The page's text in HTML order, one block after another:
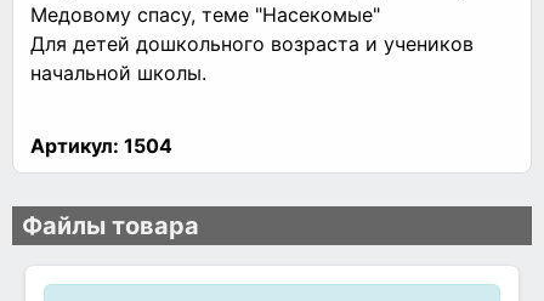
Медовому спасу, теме "Насекомые"
Для детей дошкольного возраста и учеников
начальной школы.
Артикул: 1504
Файлы товара